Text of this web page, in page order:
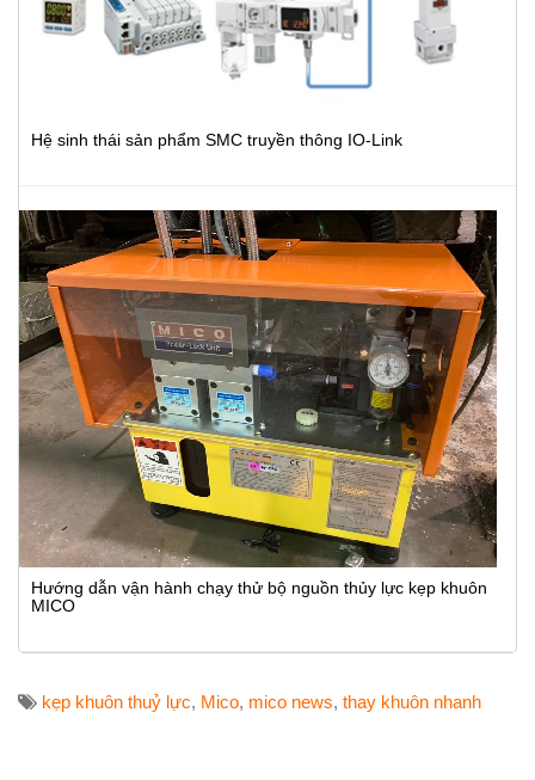
Hệ sinh thái sản phẩm SMC truyền thông IO-Link
Hướng dẫn vận hành chạy thử bộ nguồn thủy lực kẹp khuôn
MICO
kẹp khuôn thuỷ lực, Mico, mico news, thay khuôn nhanh